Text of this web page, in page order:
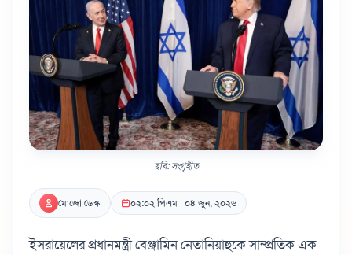
ছবি: সংগৃহীত
মোজো ডেস্ক ০২:০২ পিএম | ০৪ জুন, ২০২৬
ইসরায়েলের প্রধানমন্ত্রী বেঞ্জামিন নেতানিয়াহুকে সাম্প্রতিক এক